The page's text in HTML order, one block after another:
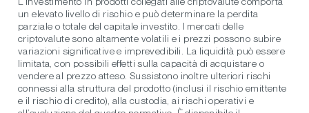
un elevato livello di rischio e può determinare la perdita
parziale o totale del capitale investito. I mercati delle
criptovalute sono altamente volatili e i prezzi possono subire
variazioni significative e imprevedibili. La liquidità può essere
limitata, con possibili effetti sulla capacità di acquistare o
vendere al prezzo atteso. Sussistono inoltre ulteriori rischi
connessi alla struttura del prodotto (inclusi il rischio emittente
e il rischio di credito), alla custodia, ai rischi operativi e